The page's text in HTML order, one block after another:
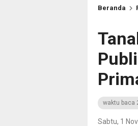
Beranda
waktu baca
Sabtu, 1